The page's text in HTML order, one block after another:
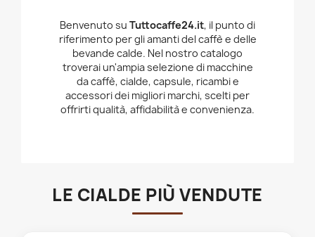
Benvenuto su Tuttocaffe24.it, il punto di
riferimento per gli amanti del caffè e delle
bevande calde. Nel nostro catalogo
troverai un'ampia selezione di macchine
da caffè, cialde, capsule, ricambi e
accessori dei migliori marchi, scelti per
offrirti qualità, affidabilità e convenienza.
LE CIALDE PIÙ VENDUTE